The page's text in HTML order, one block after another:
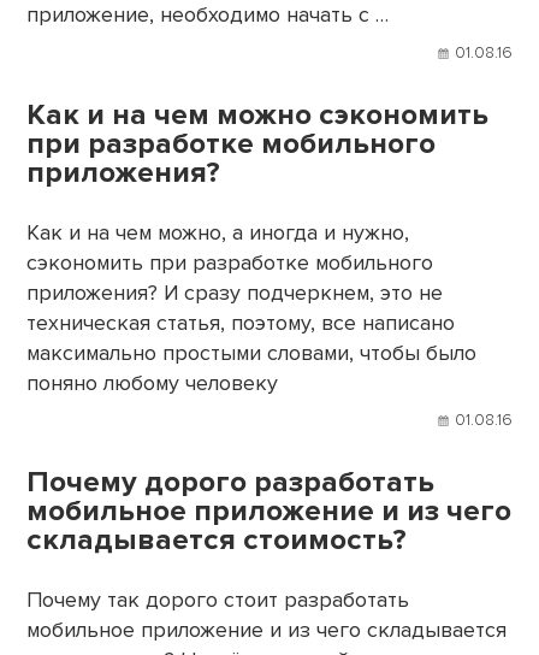
приложение, необходимо начать с …
01.08.16
Как и на чем можно сэкономить
при разработке мобильного
приложения?
Как и на чем можно, а иногда и нужно,
сэкономить при разработке мобильного
приложения? И сразу подчеркнем, это не
техническая статья, поэтому, все написано
максимально простыми словами, чтобы было
поняно любому человеку
01.08.16
Почему дорого разработать
мобильное приложение и из чего
складывается стоимость?
Почему так дорого стоит разработать
мобильное приложение и из чего складывается